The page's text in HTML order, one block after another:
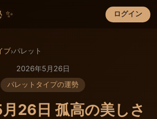
✨ ログイン
×
ブ›パレット
2026年5月26日
パレットタイプの運勢
26日 孤高の美しさ